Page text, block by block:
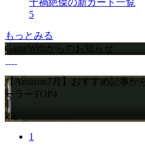
5
もっとみる
GameWithからのお知らせ
【Amazon7月】おすすめ記事
ーラーTOP4
PR
1